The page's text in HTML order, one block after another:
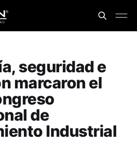
seguridad e
marcaron el
de
Industrial